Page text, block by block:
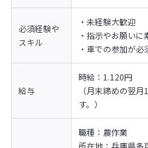
必須経験や
スキル
・未経験大歓迎
・指示やお願い
・車での参加が必
給与
時給：1.120円
（月末締めの翌
す。）
職種：農作業
所在地：兵庫県多